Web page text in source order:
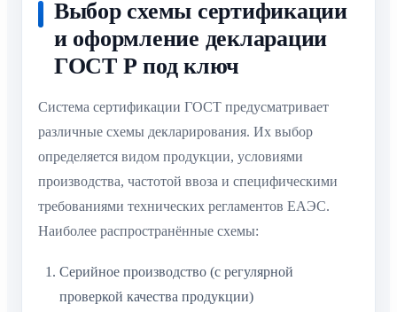
Выбор схемы сертификации
и оформление декларации
ГОСТ Р под ключ
Система сертификации ГОСТ предусматривает
различные схемы декларирования. Их выбор
определяется видом продукции, условиями
производства, частотой ввоза и специфическими
требованиями технических регламентов ЕАЭС.
Наиболее распространённые схемы:
Серийное производство (с регулярной
проверкой качества продукции)